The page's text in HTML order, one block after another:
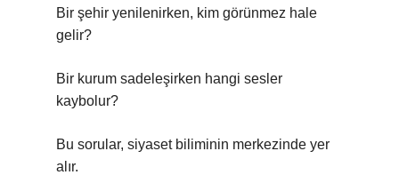
Bir şehir yenilenirken, kim görünmez hale
gelir?
Bir kurum sadeleşirken hangi sesler
kaybolur?
Bu sorular, siyaset biliminin merkezinde yer
alır.